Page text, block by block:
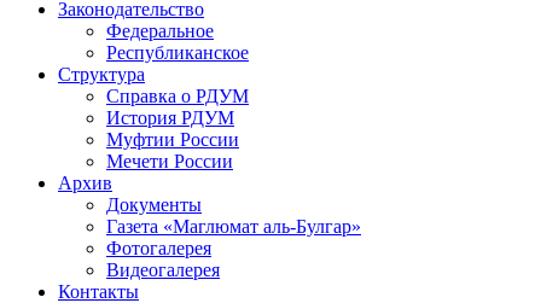
Законодательство
Федеральное
Республиканское
Структура
Справка о РДУМ
История РДУМ
Муфтии России
Мечети России
Архив
Документы
Газета «Маглюмат аль-Булгар»
Фотогалерея
Видеогалерея
Контакты